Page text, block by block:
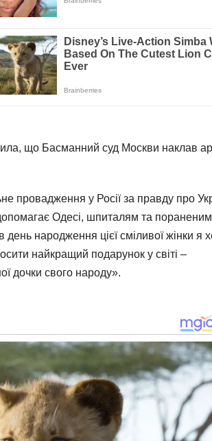
що Басманний суд Москви наклав
провадження у Росії за правду про
Одесі, шпиталям та
народження цієї сміливої жінки я
найкращий подарунок у світі –
дочки свого народу».